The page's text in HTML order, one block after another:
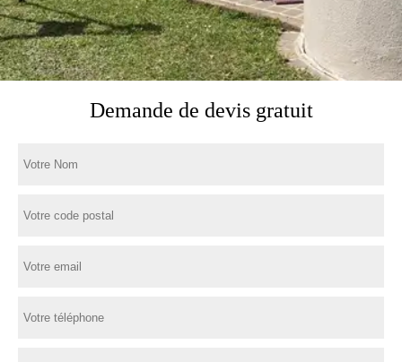
Demande de devis gratuit